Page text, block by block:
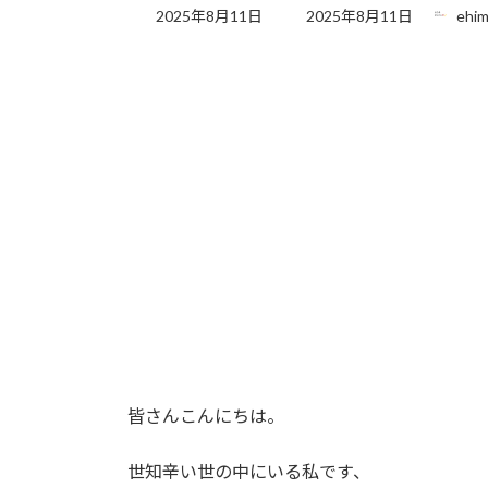
2025年8月11日
最
2025年8月11日
皆さんこんにちは。
世知辛い世の中にいる私です、